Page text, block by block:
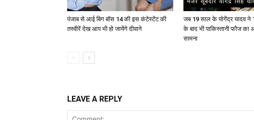
पंजाब से आई बिग बॉस 14 की इस कंटेस्टेंट की
तस्वीरें देख आप भी हो जायेंगे दीवाने
जब 19 साल के योगेंद्र यादव ने
के बाद भी पाकिस्तानी फौज का
सामना
LEAVE A REPLY